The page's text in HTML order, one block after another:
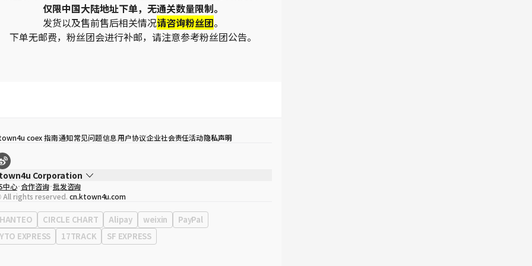
仅限中国大陆地址下单，无通关数量限制。
发货以及售前售后相关情况请咨询粉丝团。
下单无邮费，粉丝团会进行补邮，请注意参考粉丝团公告。
coex 指南通知常见问题信息用户协议企业社会责任活动隐私声明
Corporation
宋効珉
业执照 120-87-71116
地址 首尔特别市 江南区 岭东大路 513号 3楼 （三成洞， coex)
中心 合作咨询 批发咨询
rights reserved. cn.ktown4u.com
HANTEO CIRCLE CHART Alipay weixin
PayPal
YTO EXPRESS
17TRACK SF EXPRESS